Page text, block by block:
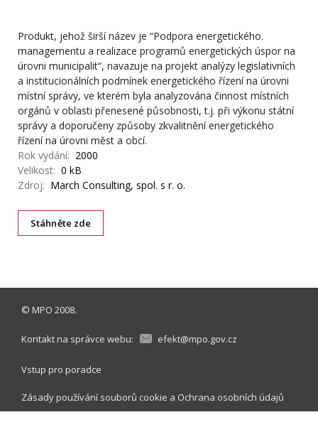
Produkt, jehož širší název je “Podpora energetického.
managementu a realizace programů energetických úspor na
úrovni municipalit“, navazuje na projekt analýzy legislativních
a institucionálních podmínek energetického řízení na úrovni
místní správy, ve kterém byla analyzována činnost místních
orgánů v oblasti přenesené působnosti, t.j. při výkonu státní
správy a doporučeny způsoby zkvalitnění energetického
řízení na úrovni měst a obcí.
Rok vydání: 2000
Velikost: 0 kB
Zdroj: March Consulting, spol. s r. o.
Stáhněte zde
© MPO 2008.
Kontakt na správce webu: efekt@mpo.gov.cz
Vstup pro poradce
Zásady používání souborů cookie a Ochrana osobních údajů